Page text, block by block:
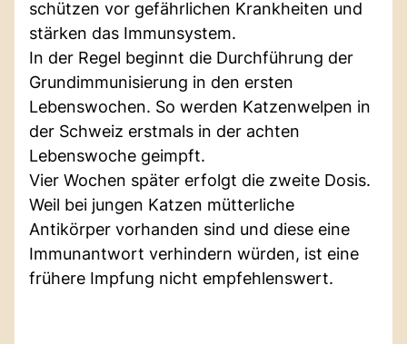
schützen vor gefährlichen Krankheiten und
stärken das Immunsystem.
In der Regel beginnt die Durchführung der
Grundimmunisierung in den ersten
Lebenswochen. So werden Katzenwelpen in
der Schweiz erstmals in der achten
Lebenswoche geimpft.
Vier Wochen später erfolgt die zweite Dosis.
Weil bei jungen Katzen mütterliche
Antikörper vorhanden sind und diese eine
Immunantwort verhindern würden, ist eine
frühere Impfung nicht empfehlenswert.